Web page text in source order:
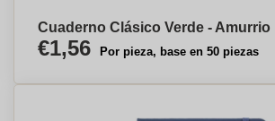
Cuaderno Clásico Verde - Amurrio
€1,56 Por pieza, base en 50 piezas